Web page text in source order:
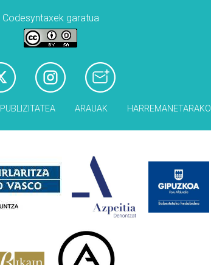
Codesyntaxek garatua
PUBLIZITATEA ARAUAK HARREMANETARAKO